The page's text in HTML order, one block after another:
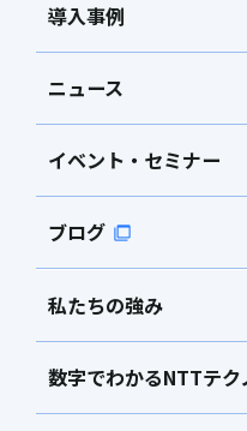
導入事例
ニュース
イベント・セミナー
ブログ
私たちの強み
数字でわかるNTTテク